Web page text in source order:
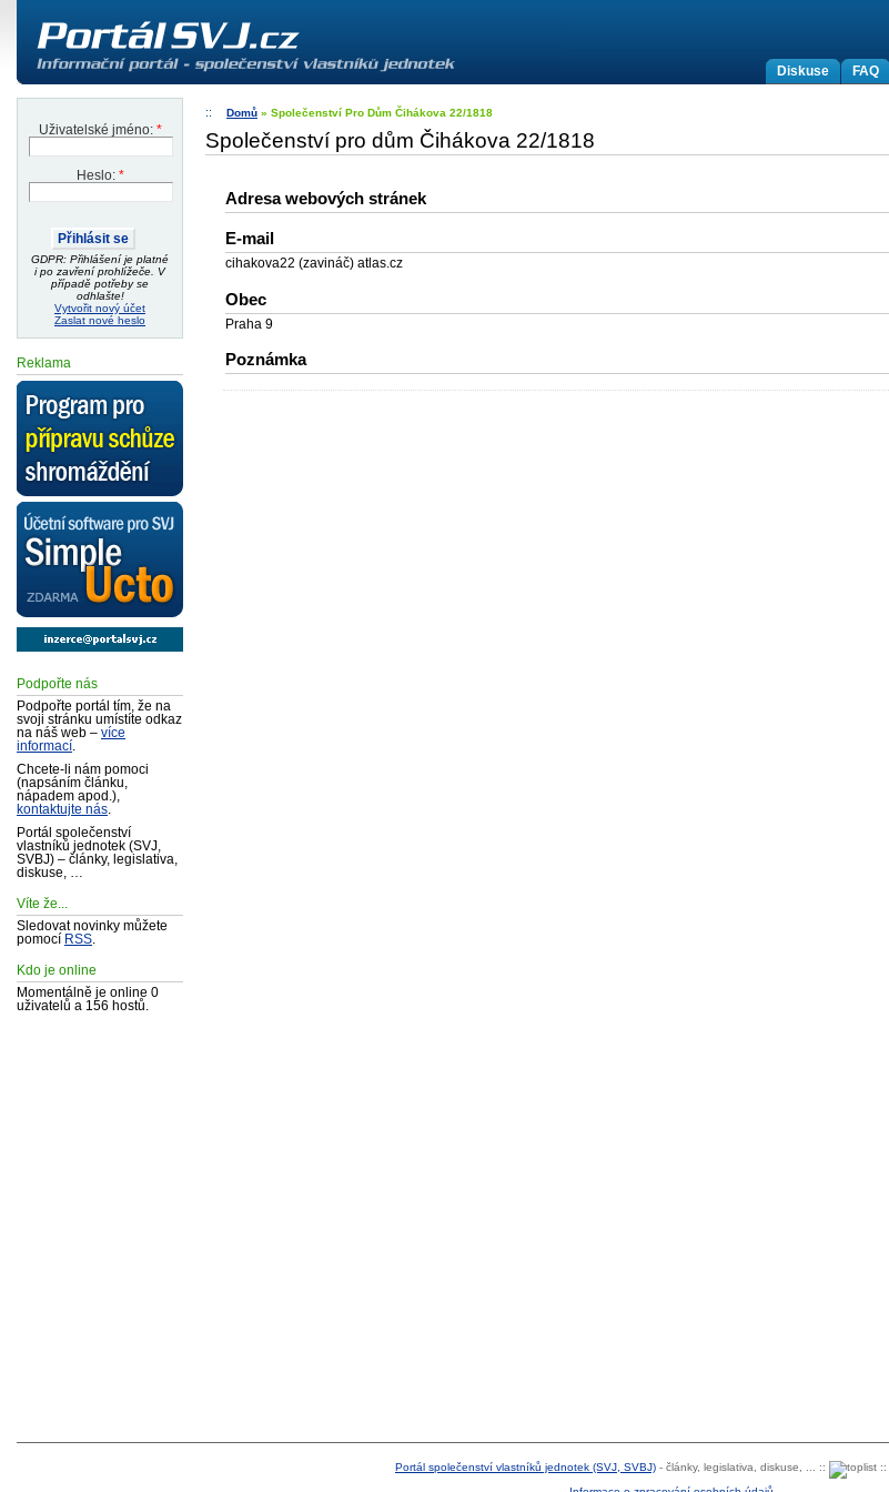
FAQ
Diskuse
Uživatelské jméno: *
Heslo: *
GDPR: Přihlášení je platné
i po zavření prohlížeče. V
případě potřeby se
odhlašte!
Vytvořit nový účet
Zaslat nové heslo
Reklama
Podpořte nás
Podpořte portál tím, že na
svoji stránku umístíte odkaz
na náš web – více
informací
Chcete-li nám pomoci
(napsáním článku,
nápadem apod.),
kontaktujte nás
Portál společenství
vlastníků jednotek (SVJ,
SVBJ) – články, legislativa,
diskuse, …
Víte že...
Sledovat novinky můžete
pomocí RSS
Kdo je online
Momentálně je online 0
uživatelů a 156 hostů.
Domů » Společenství Pro Dům Čihákova 22/1818
Společenství pro dům Čihákova 22/1818
Adresa webových stránek
E-mail
cihakova22 (zavináč) atlas.cz
Obec
Praha 9
Poznámka
Portál společenství vlastníků jednotek (SVJ, SVBJ) - články, legislativa, diskuse, ... :: ::